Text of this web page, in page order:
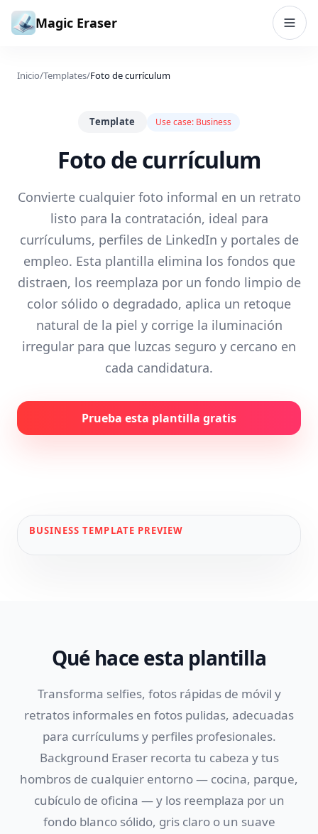
Saltar al contenido
Magic Eraser
Inicio/Templates/Foto de currículum
Template Use case: Business
Foto de currículum
Convierte cualquier foto informal en un retrato
listo para la contratación, ideal para
currículums, perfiles de LinkedIn y portales de
empleo. Esta plantilla elimina los fondos que
distraen, los reemplaza por un fondo limpio de
color sólido o degradado, aplica un retoque
natural de la piel y corrige la iluminación
irregular para que luzcas seguro y cercano en
cada candidatura.
Prueba esta plantilla gratis
BUSINESS TEMPLATE PREVIEW
Qué hace esta plantilla
Transforma selfies, fotos rápidas de móvil y
retratos informales en fotos pulidas, adecuadas
para currículums y perfiles profesionales.
Background Eraser recorta tu cabeza y tus
hombros de cualquier entorno — cocina, parque,
cubículo de oficina — y los reemplaza por un
fondo blanco sólido, gris claro o un suave